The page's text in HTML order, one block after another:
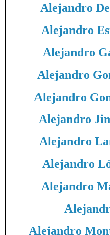
Alejandro
Alejandro
Alejandro
Alejandro
Alejandro
Alejandro
Alejandro
Alejandro
Alejandro
Alejandro